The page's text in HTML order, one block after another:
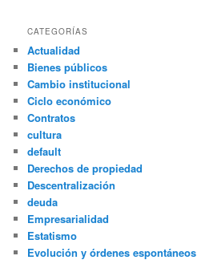
CATEGORÍAS
Actualidad
Bienes públicos
Cambio institucional
Ciclo económico
Contratos
cultura
default
Derechos de propiedad
Descentralización
deuda
Empresarialidad
Estatismo
Evolución y órdenes espontáneos